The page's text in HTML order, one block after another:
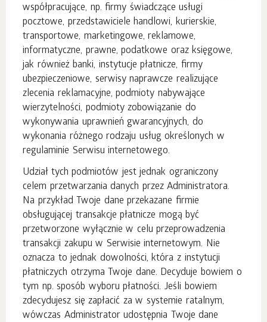
współpracujące, np. firmy świadczące usługi
pocztowe, przedstawiciele handlowi, kurierskie,
transportowe, marketingowe, reklamowe,
informatyczne, prawne, podatkowe oraz księgowe,
jak również banki, instytucje płatnicze, firmy
ubezpieczeniowe, serwisy naprawcze realizujące
zlecenia reklamacyjne, podmioty nabywające
wierzytelności, podmioty zobowiązanie do
wykonywania uprawnień gwarancyjnych, do
wykonania różnego rodzaju usług określonych w
regulaminie Serwisu internetowego.
Udział tych podmiotów jest jednak ograniczony
celem przetwarzania danych przez Administratora.
Na przykład Twoje dane przekazane firmie
obsługującej transakcje płatnicze mogą być
przetworzone wyłącznie w celu przeprowadzenia
transakcji zakupu w Serwisie internetowym. Nie
oznacza to jednak dowolności, która z instytucji
płatniczych otrzyma Twoje dane. Decyduje bowiem o
tym np. sposób wyboru płatności. Jeśli bowiem
zdecydujesz się zapłacić za w systemie ratalnym,
wówczas Administrator udostępnia Twoje dane